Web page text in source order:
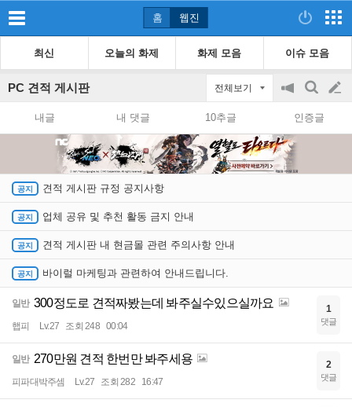
홈 웹진
최신 오늘의 화제 화제 모음 이슈 모음
PC 견적 게시판 전체보기
공
on/off
검
색
글
쓰
내글 내 댓글 10추글 인증글
견적 게시판 규정 공지사항
업체 공유 및 추천 활동 금지 안내
견적 게시판 내 현금몰 관련 주의사항 안내
바이럴 마케팅과 관련하여 안내드립니다.
일반 300정도로 견적짜봤는데 봐주실수있으실까요
햅피 Lv.27 조회 248 00:04
1
댓글
일반 270만원 견적 한번만 봐주세용
피파대박주셈 Lv.27 조회 282 16:47
2
댓글